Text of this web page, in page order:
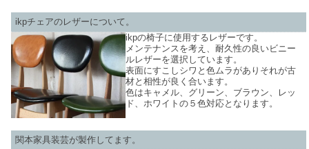
ikpチェアのレザーについて。
ikpの椅子に使用するレザーです。
メンテナンスを考え、耐久性の良いビニー
ルレザーを選択しています。
表面にすこしシワと色ムラがありそれが古
材と相性が良く合います。
色はキャメル、グリーン、ブラウン、レッ
ド、ホワイトの５色対応となります。
関本家具装芸が製作してます。